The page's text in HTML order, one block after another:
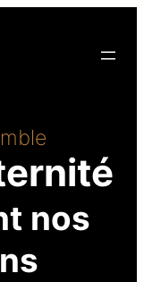
nos